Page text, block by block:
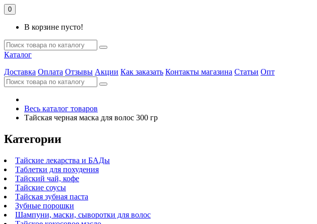
0
В корзине пусто!
Каталог
Доставка Оплата Отзывы Акции Как заказать Контакты магазина Статьи Опт
Весь каталог товаров
Тайская черная маска для волос 300 гр
Категории
Тайские лекарства и БАДы
Таблетки для похудения
Тайский чай, кофе
Тайские соусы
Тайская зубная паста
Зубные порошки
Шампуни, маски, сыворотки для волос